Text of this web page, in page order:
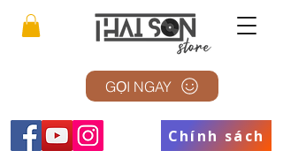
GỌI NGAY
Chính sách